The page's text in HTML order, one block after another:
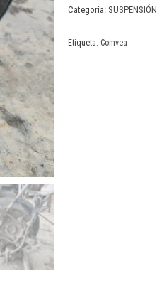
Categoría: SUSPENSIÓN
Etiqueta: Comvea